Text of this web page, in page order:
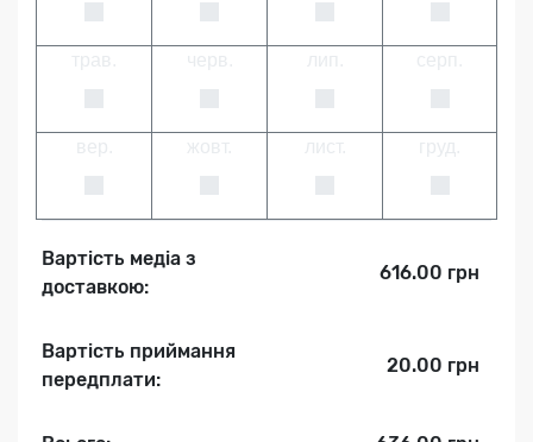
Вартість медіа з
доставкою:
616.00 грн
Вартість приймання
передплати:
20.00 грн